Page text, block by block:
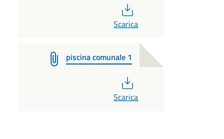
Scarica
piscina comunale 1
Scarica